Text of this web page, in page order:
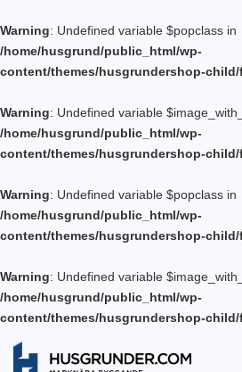
Warning: Undefined variable $popclass in
/home/husgrund/public_html/wp-
content/themes/husgrundershop-
Warning: Undefined variable
/home/husgrund/public_html/wp-
content/themes/husgrundershop-
Warning: Undefined variable $popclass in
/home/husgrund/public_html/wp-
content/themes/husgrundershop-
Warning: Undefined variable
/home/husgrund/public_html/wp-
content/themes/husgrundershop-